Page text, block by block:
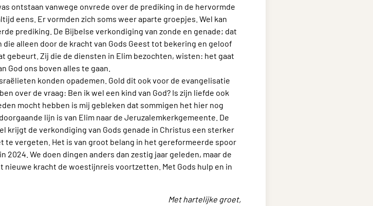
ontstaan vanwege onvrede over de prediking in de hervormde
eens. Er vormden zich soms weer aparte groepjes. Wel kan
prediking. De Bijbelse verkondiging van zonde en genade; dat
alleen door de kracht van Gods Geest tot bekering en geloof
gebeurt. Zij die de diensten in Elim bezochten, wisten: het gaat
God ons boven alles te gaan.
konden opademen. Gold dit ook voor de evangelisatie
over de vraag: Ben ik wel een kind van God? Is zijn liefde ook
mocht hebben is mij gebleken dat sommigen het hier nog
lijn is van Elim naar de Jeruzalemkerkgemeente. De
krijgt de verkondiging van Gods genade in Christus een sterker
te vergeten. Het is van groot belang in het gereformeerde spoor
2024. We doen dingen anders dan zestig jaar geleden, maar de
kracht de woestijnreis voortzetten. Met Gods hulp en in
Met hartelijke groet,